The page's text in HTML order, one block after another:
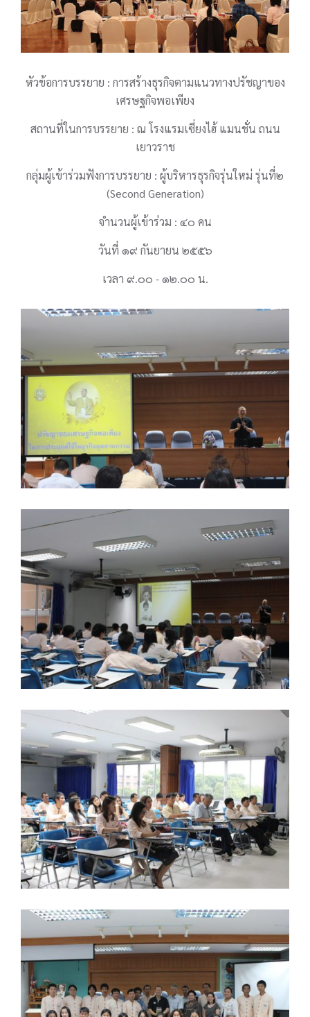
หัวข้อการบรรยาย : การสร้างธุรกิจตามแนวทางปรัชญาของ
เศรษฐกิจพอเพียง
สถานที่ในการบรรยาย : ณ โรงแรมเซี่ยงไฮ้ แมนชั่น ถนน
เยาวราช
กลุ่มผู้เข้าร่วมฟังการบรรยาย : ผู้บริหารธุรกิจรุ่นใหม่ รุ่นที่๒
(Second Generation)
จำนวนผู้เข้าร่วม : ๔๐ คน
วันที่ ๑๙ กันยายน ๒๕๕๖
เวลา ๙.๐๐ - ๑๒.๐๐ น.